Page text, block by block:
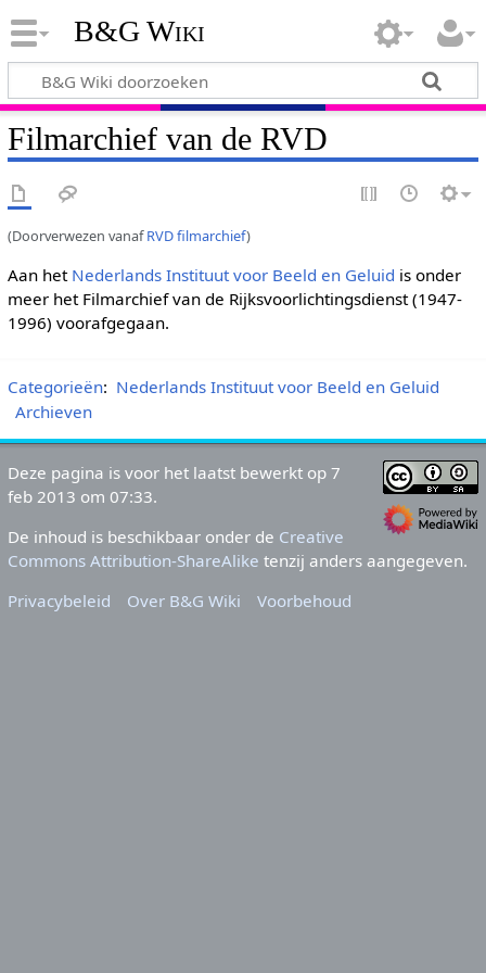
B&G Wiki
Filmarchief van de RVD
(Doorverwezen vanafRVD filmarchief)
Aan het Nederlands Instituut voor Beeld en Geluid is onder
meer het Filmarchief van de Rijksvoorlichtingsdienst (1947-
1996) voorafgegaan.
Categorieën: Nederlands Instituut voor Beeld en Geluid
Archieven
Deze pagina is voor het laatst bewerkt op 7
feb 2013 om 07:33.
De inhoud is beschikbaar onder de Creative
Commons Attribution-ShareAlike tenzij anders aangegeven.
Privacybeleid
Over B&G Wiki Voorbehoud